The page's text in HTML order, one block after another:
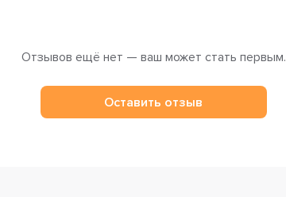
Отзывов ещё нет — ваш может стать первым.
Оставить отзыв